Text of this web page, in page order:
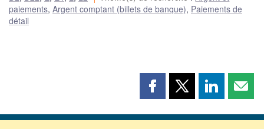
paiements, Argent comptant (billets de banque), Paiements de
détail
Partager
page
Partager
page
Partager
page page